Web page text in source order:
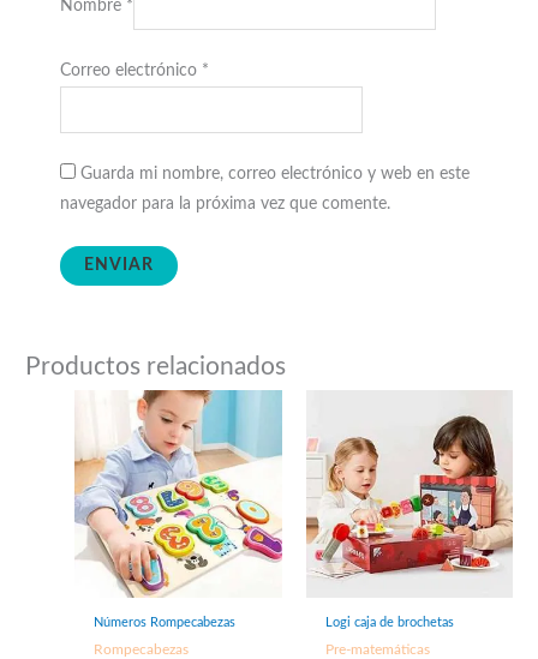
Nombre *
Correo electrónico *
Guarda mi nombre, correo electrónico y web en este
navegador para la próxima vez que comente.
Productos relacionados
Números Rompecabezas
Rompecabezas
Logi caja de brochetas
Pre-matemáticas